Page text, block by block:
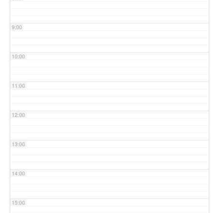
9:00
10:00
11:00
12:00
13:00
14:00
15:00